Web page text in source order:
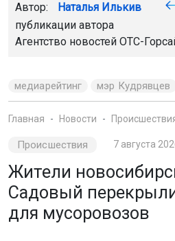
Автор: Наталья Илькив
публикации автора
Агентство новостей ОТС-
медиарейтинг мэр Кудрявцев
Главная Новости
Происшествия 7 августа
Жители
Садовый
для мусоровозов